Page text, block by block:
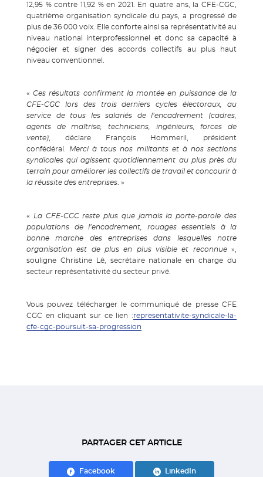
12,95 % contre 11,92 % en 2021. En quatre ans, la CFE-CGC,
quatrième organisation syndicale du pays, a progressé de
plus de 36 000 voix. Elle conforte ainsi sa représentativité au
niveau national interprofessionnel et donc sa capacité à
négocier et signer des accords collectifs au plus haut
niveau conventionnel.
«Ces résultats confirment la montée en puissance de la
CFE-CGC lors des trois derniers cycles électoraux, au
service de tous les salariés de l’encadrement (cadres,
agents de maîtrise, techniciens, ingénieurs, forces de
vente) , déclare François Hommeril, président
confédéral.
Merci à tous nos militants et à nos sections
syndicales qui agissent quotidiennement au plus près du
terrain pour améliorer les collectifs de travail et concourir à
la réussite des entreprises . »
«
La CFE-CGC reste plus que jamais la porte-parole des
populations de l’encadrement, rouages essentiels à la
bonne marche des entreprises dans lesquelles notre
organisation est de plus en plus visible et reconnue»,
souligne Christine Lê, secrétaire nationale en charge du
secteur représentativité du secteur privé.
Vous pouvez télécharger le communiqué de presse CFE
CGC en cliquant sur ce lien :representativite-syndicale-la-
cfe-cgc-poursuit-sa-progression
PARTAGER CET ARTICLE
Facebook LinkedIn